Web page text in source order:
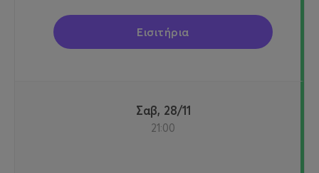
Εισιτήρια
Σαβ, 28/11
21:00